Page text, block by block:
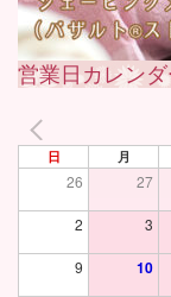
営業日カレンダ
日 月
26 27
2 3
9 10